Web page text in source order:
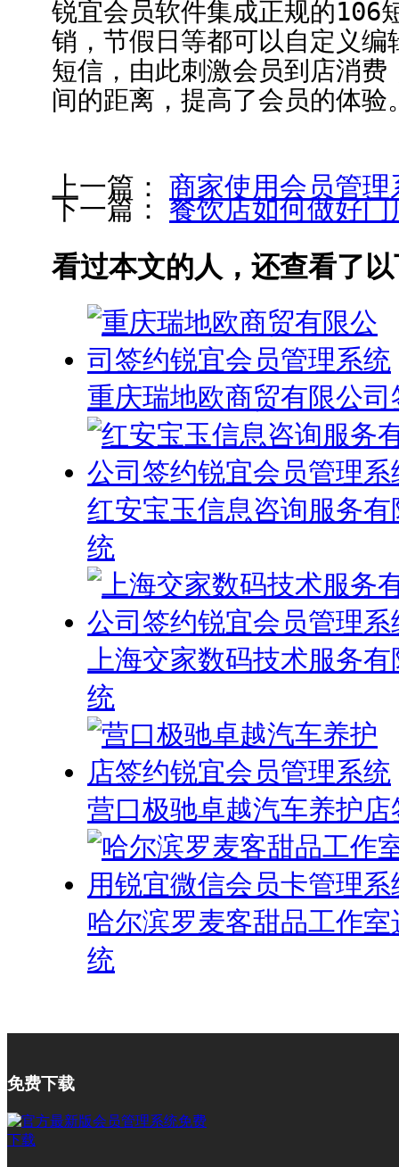
锐宜会员软件集成正规的106
销，节假日等都可以自定义
短信，由此刺激会员到店消
间的距离，提高了会员的体验
上一篇： 商家使用会员管
下一篇： 餐饮店如何做好
看过本文的人，还查看了
重庆瑞地欧商贸有限公
红安宝玉信息咨询服务
统
上海交家数码技术服务
统
营口极驰卓越汽车养护
哈尔滨罗麦客甜品工作
统
免费下载